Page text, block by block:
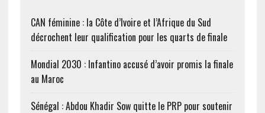
CAN féminine : la Côte d’Ivoire et l’Afrique du Sud
décrochent leur qualification pour les quarts de finale
Mondial 2030 : Infantino accusé d’avoir promis la finale
au Maroc
Sénégal : Abdou Khadir Sow quitte le PRP pour soutenir